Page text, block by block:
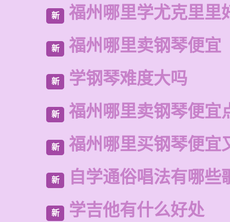
新 福州哪里学尤克里里
新 福州哪里卖钢琴便宜
新 学钢琴难度大吗
新 福州哪里卖钢琴便宜
新 福州哪里买钢琴便宜
新 自学通俗唱法有哪些
新 学吉他有什么好处